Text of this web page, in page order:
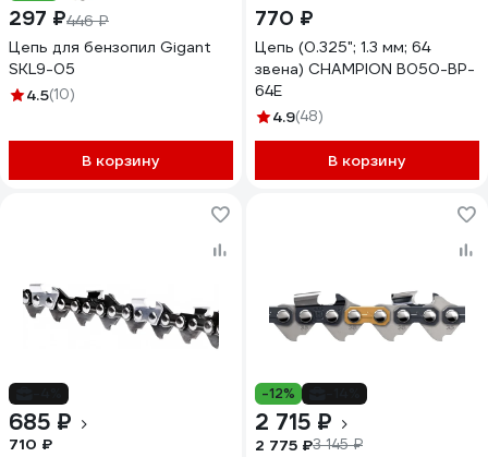
297 ₽446 ₽
Цепь для бензопил Gigant
SKL9-05
4.5(10)
В корзину
770 ₽
Цепь (0.325"; 1.3 мм; 64
звена) CHAMPION B050-BP-
64E
4.9(48)
В корзину
685 ₽
710 ₽
-12%
2 715 ₽
2 775 ₽3 145 ₽